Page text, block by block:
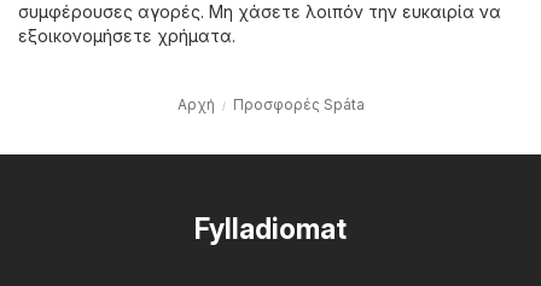
συμφέρουσες αγορές. Μη χάσετε λοιπόν την ευκαιρία να
εξοικονομήσετε χρήματα.
Αρχή Προσφορές Spáta
Fylladiomat